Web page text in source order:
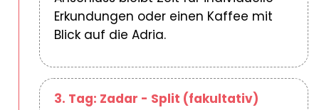
Erkundungen oder einen Kaffee mit
Blick auf die Adria.
3. Tag: Zadar - Split (fakultativ)